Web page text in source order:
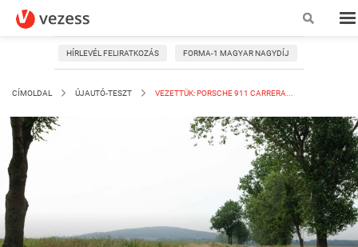
HÍRLEVÉL FELIRATKOZÁS FORMA-1 MAGYAR NAGYDÍJ
CÍMOLDAL ÚJAUTÓ-TESZT VEZETTÜK: PORSCHE 911 CARRERA...